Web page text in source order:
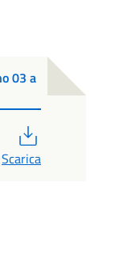
03 a
Scarica